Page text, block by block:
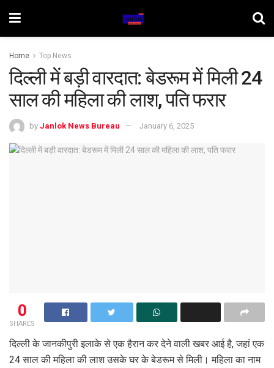
Home Top News
दिल्ली में बड़ी वारदात: बेडरूम में मिली 24
साल की महिला की लाश, पति फरार
by Janlok News Bureau January 6, 2025
0
SHARES
दिल्ली के जानकीपुरी इलाके से एक हैरान कर देने वाली खबर आई है, जहां एक
24 साल की महिला की लाश उसके घर के बेडरूम से मिली। महिला का नाम